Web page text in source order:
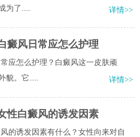
为了.....
详情>>
癜风日常应怎么护理
应怎么护理？白癜风这一皮肤顽
貌。它.....
详情>>
性白癜风的诱发因素
的诱发因素有什么？女性向来对自